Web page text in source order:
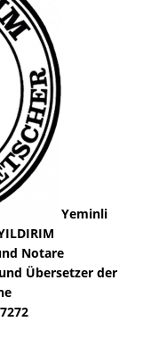
Yeminli
Notare
Übersetzer der